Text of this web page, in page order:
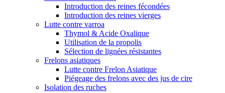
Introduction des reines fécondées
Introduction des reines vierges
Lutte contre varroa
Thymol & Acide Oxalique
Utilisation de la propolis
Sélection de lignées résistantes
Frelons asiatiques
Lutte contre Frelon Asiatique
Piégeage des frelons avec des jus de cire
Isolation des ruches